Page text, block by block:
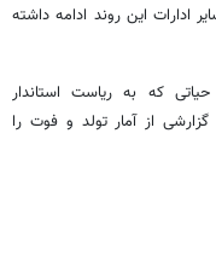
ادارات این روند ادامه داشته
که به ریاست استاندار
از آمار تولد و فوت را